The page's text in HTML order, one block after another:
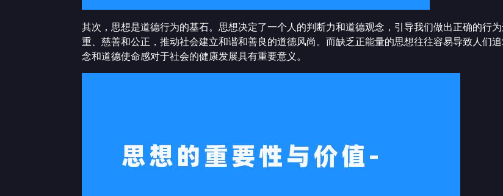
其次，思想是道德行为的基石。思想决定了一个人的判断力和道德观念，引导我们做出正确的行
重、慈善和公正，推动社会建立和谐和善良的道德风尚。而缺乏正能量的思想往往容易导致人们
念和道德使命感对于社会的健康发展具有重要意义。